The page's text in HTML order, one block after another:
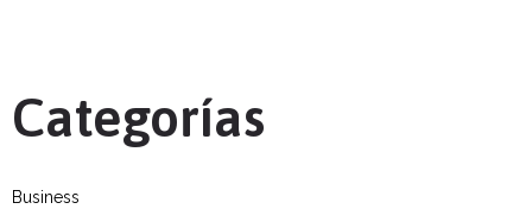
Categorías
Business